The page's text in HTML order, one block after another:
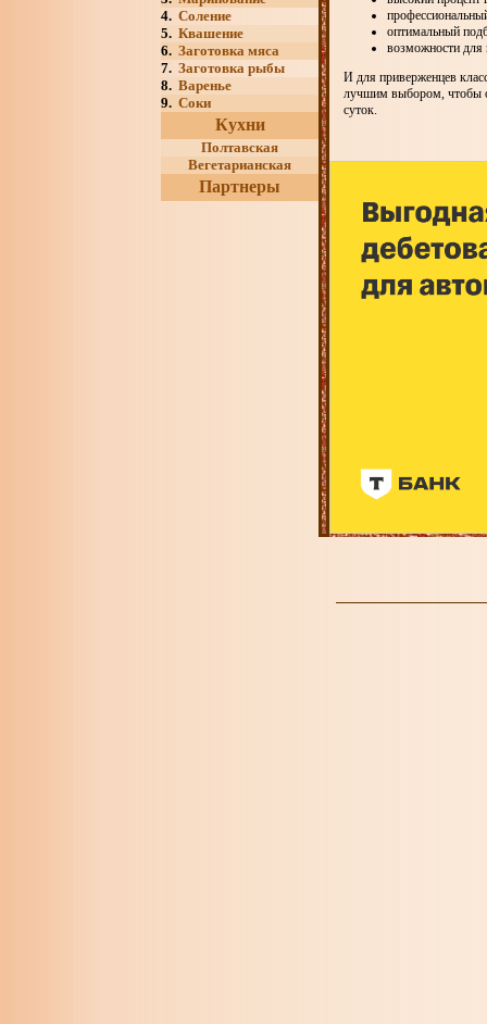
4. Соление
5. Квашение
6. Заготовка мяса
7. Заготовка рыбы
8. Варенье
9. Соки
Кухни
Полтавская
Вегетарианская
Партнеры
оптимальный
возможности для
И для приверженцев
лучшим выбором, чтобы
суток.